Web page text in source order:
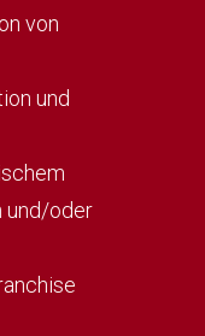
von
und
und/oder